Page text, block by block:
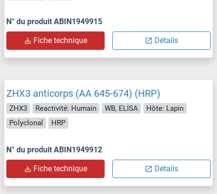
N° du produit ABIN1949915
Fiche technique Détails
ZHX3 anticorps (AA 645-674) (HRP)
ZHX3 Reactivité: Humain WB, ELISA
Hôte: Lapin
Polyclonal
HRP
N° du produit ABIN1949912
Fiche technique Détails